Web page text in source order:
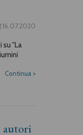
16.07.2020
su "La
Continua >
autori